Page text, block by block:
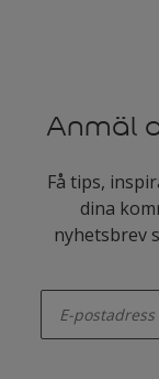
Anmäl
Få tips,
dina
nyhetsbrev